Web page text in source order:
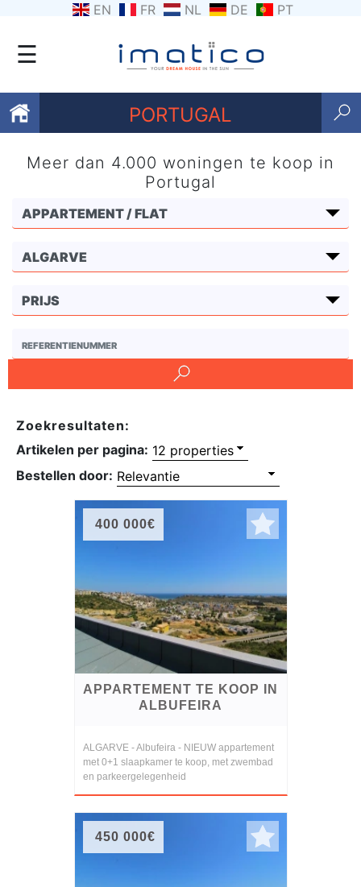
EN FR NL DE PT
☰
PORTUGAL
Favorieten
Over
ons
Contacten
Voorwaarden
Getuigenissen
onroerend
goed
Meer dan 4.000 woningen te koop in
Portugal
Zoekresultaten:
Artikelen per pagina:
Bestellen door:
400 000€
APPARTEMENT TE KOOP IN
ALBUFEIRA
ALGARVE - Albufeira - NIEUW appartement
met 0+1 slaapkamer te koop, met zwembad
en parkeergelegenheid
450 000€